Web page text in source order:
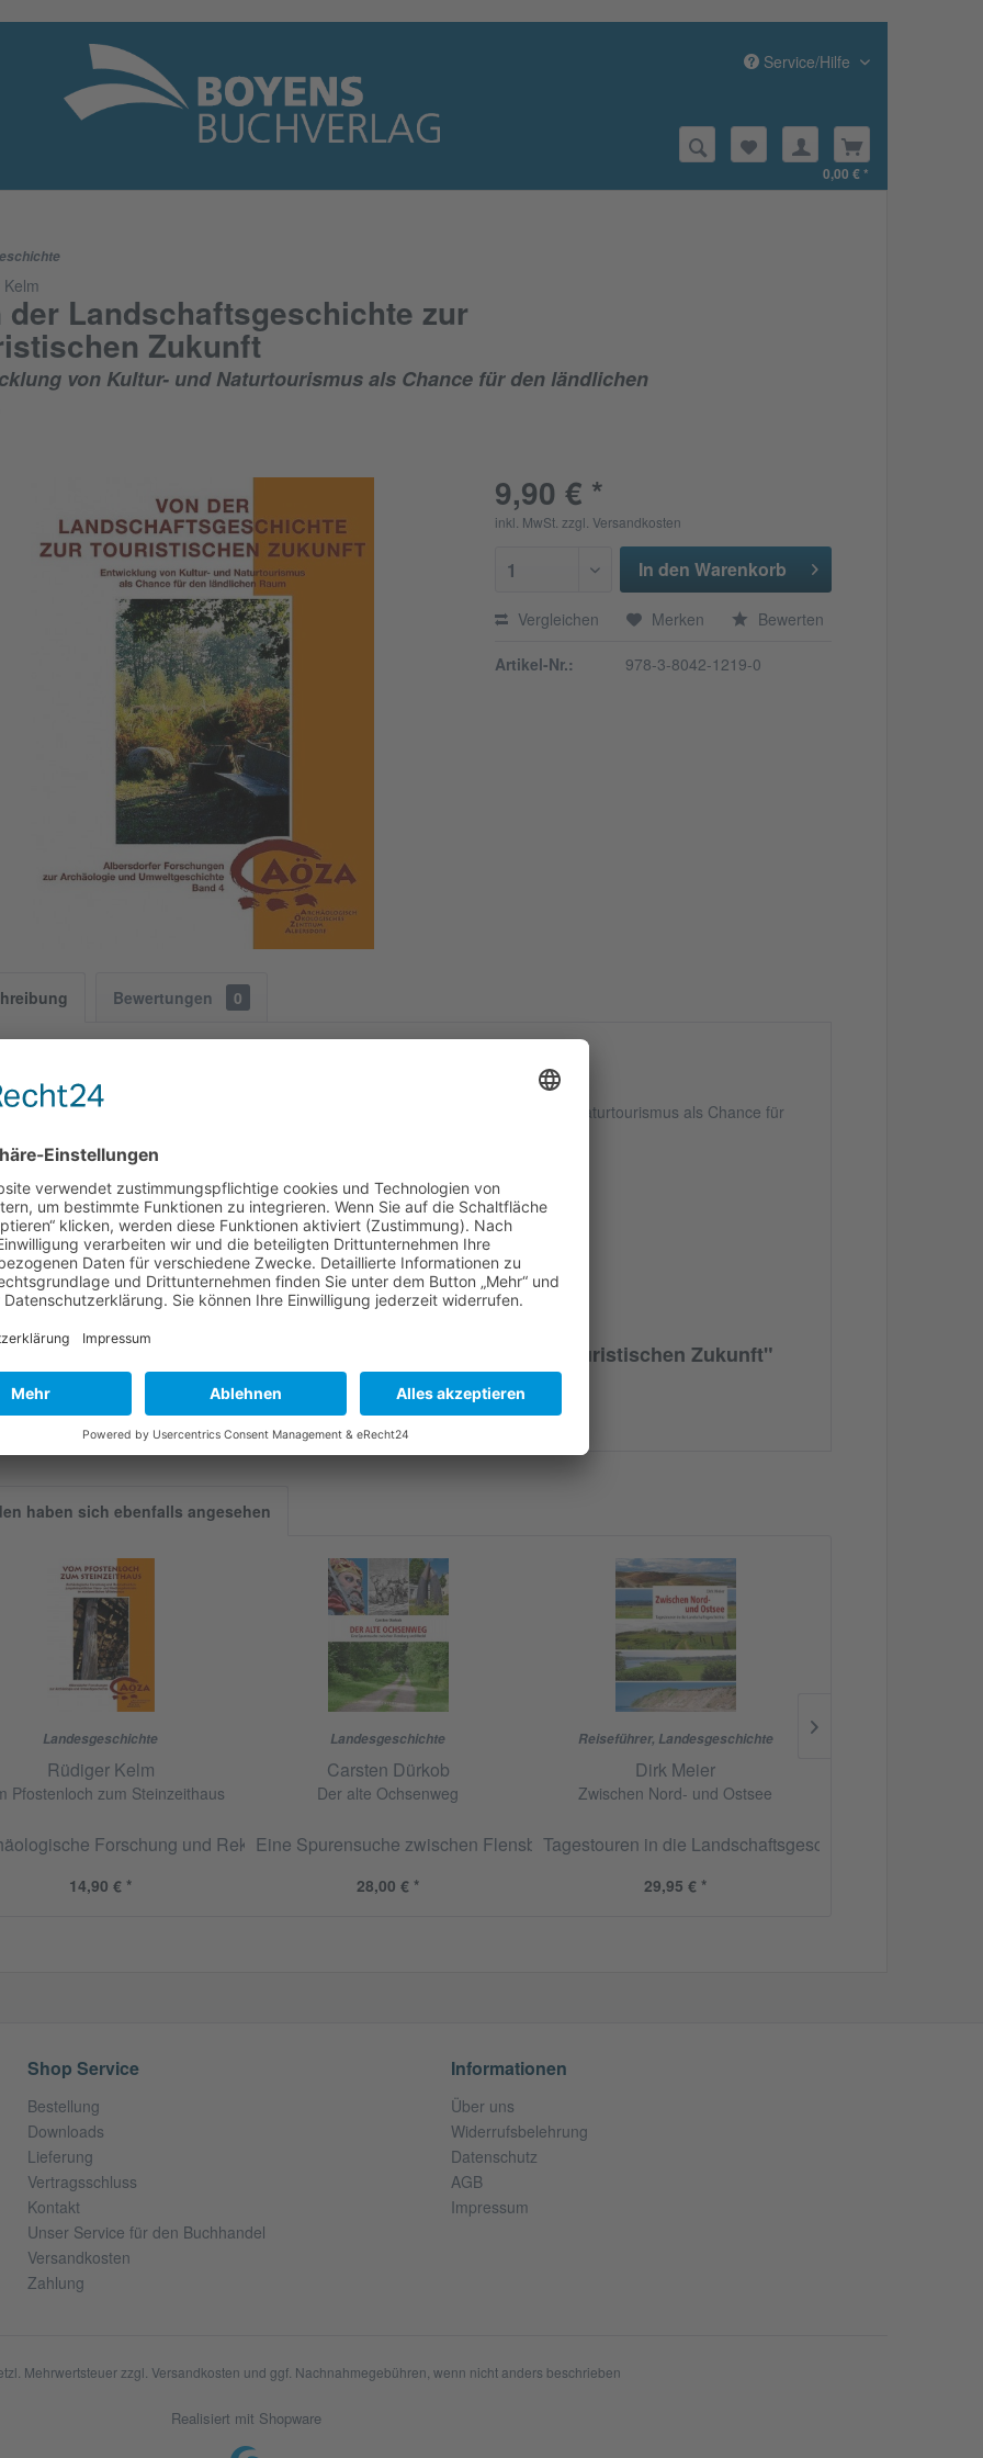
Service/Hilfe
0,00 € *
der Landschaftsgeschichte zur
Zukunft
von Kultur- und Naturtourismus als Chance für den ländlichen
9,90 € *
inkl. MwSt. zzgl. Versandkosten
1 In den Warenkorb
Vergleichen Merken Bewerten
Artikel-Nr.: 978-3-8042-1219-0
Bewertungen 0
der Landschaftsgeschichte zur touristischen Zukunft
der Landschaftsgeschichte zur touristischen Zukunft Entwicklung von Kultur- und Naturtourismus als Chance für
170 mm x 245 mm
88
1., Aufl. 04.2007
kartoniert
Links zu "Von der Landschaftsgeschichte zur touristischen Zukunft"
Fragen zum Artikel?
Weitere Artikel von Boyens Buchverlag
haben sich ebenfalls angesehen
Landesgeschichte
Rüdiger Kelm
Pfostenloch zum Steinzeithaus
Forschung und Rekonstruktion jungsteinzeitlicher Haus- und Siedlungsbefunde im nordwestlichen Mitteleuropa
14,90 € *
Landesgeschichte
Carsten Dürkob
Der alte Ochsenweg
Eine Spurensuche zwischen Flensburg und Wedel
28,00 € *
Reiseführer, Landesgeschichte
Dirk Meier
Zwischen Nord- und Ostsee
Tagestouren in die Landschaftsgeschichte
29,95 € *
Shop Service
Bestellung
Downloads
Lieferung
Vertragsschluss
Kontakt
Unser Service für den Buchhandel
Versandkosten
Zahlung
Informationen
Über uns
Widerrufsbelehrung
Datenschutz
AGB
Impressum
Mehrwertsteuer zzgl. Versandkosten und ggf. Nachnahmegebühren, wenn nicht anders beschrieben
Realisiert mit Shopware